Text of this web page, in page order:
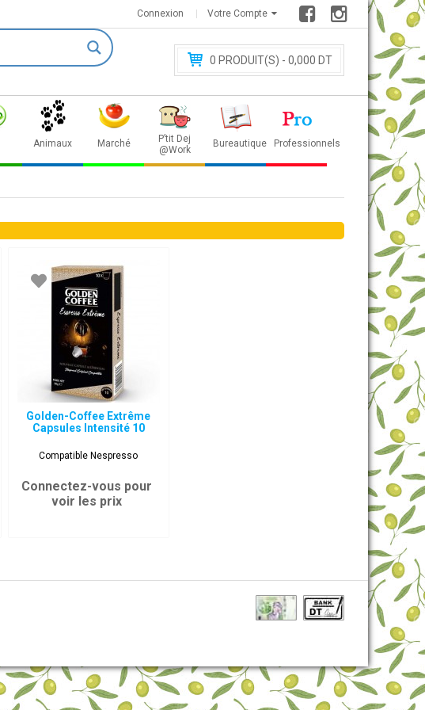
Votre Compte
Connexion
0 PRODUIT(S) - 0,000 DT
Animaux Marché
P’tit Dej
@Work
Bureautique Professionnels
Golden-Coffee Extrême
Capsules Intensité 10
Compatible Nespresso
Connectez-vous pour
voir les prix